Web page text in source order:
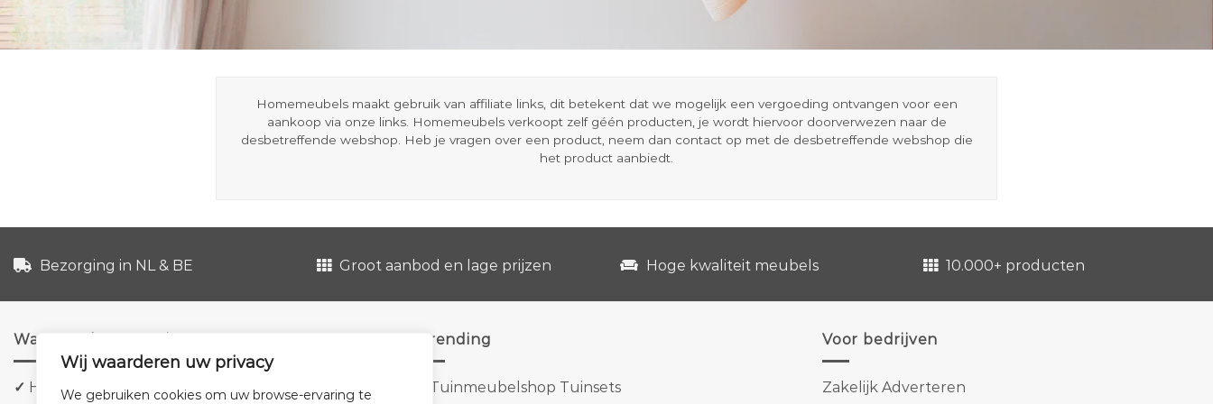
Wij waarderen uw privacy
We gebruiken cookies om uw browse-ervaring te
Homemeubels maakt gebruik van affiliate links, dit betekent dat we mogelijk een vergoeding ontvangen voor een
aankoop via onze links. Homemeubels verkoopt zelf géén producten, je wordt hiervoor doorverwezen naar de
desbetreffende webshop. Heb je vragen over een product, neem dan contact op met de desbetreffende webshop die
het product aanbiedt.
Bezorging in NL & BE Groot aanbod en lage prijzen Hoge kwaliteit meubels 10.000+ producten
Waarom shoppen via ons?
✓ Hoge kwaliteit meubels
Trending
Tuinmeubelshop Tuinsets
Voor bedrijven
Zakelijk Adverteren